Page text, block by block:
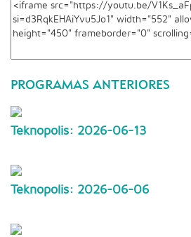
PROGRAMAS ANTERIORES
Teknopolis: 2026-06-13
Teknopolis: 2026-06-06